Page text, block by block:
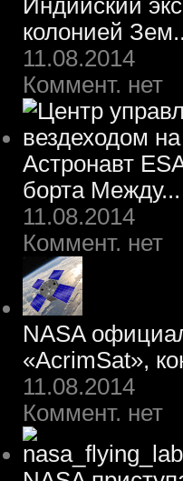
Индийский
колонией
11.08.2014
Коммент. нет
Астронавт
борта Между...
11.08.2014
Коммент. нет
NASA
«AcrimSat»,
11.08.2014
Коммент. нет